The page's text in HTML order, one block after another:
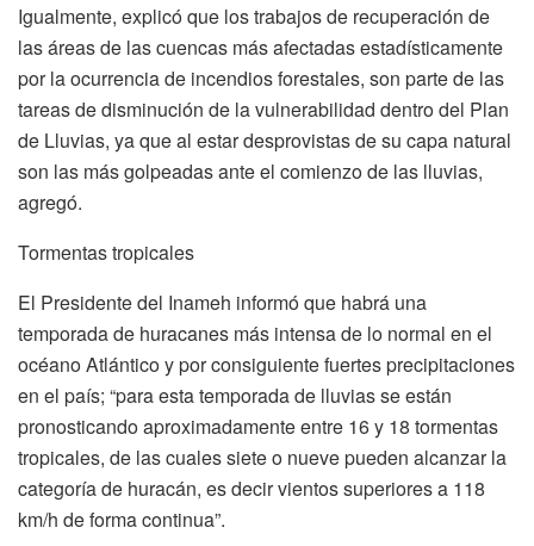
Igualmente, explicó que los trabajos de recuperación de
las áreas de las cuencas más afectadas estadísticamente
por la ocurrencia de incendios forestales, son parte de las
tareas de disminución de la vulnerabilidad dentro del Plan
de Lluvias, ya que al estar desprovistas de su capa natural
son las más golpeadas ante el comienzo de las lluvias,
agregó.
Tormentas tropicales
El Presidente del Inameh informó que habrá una
temporada de huracanes más intensa de lo normal en el
océano Atlántico y por consiguiente fuertes precipitaciones
en el país; “para esta temporada de lluvias se están
pronosticando aproximadamente entre 16 y 18 tormentas
tropicales, de las cuales siete o nueve pueden alcanzar la
categoría de huracán, es decir vientos superiores a 118
km/h de forma continua”.